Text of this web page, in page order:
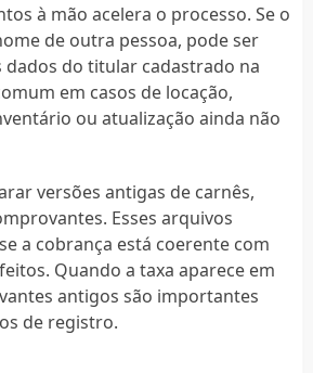
à mão acelera o processo. Se o
de outra pessoa, pode ser
dados do titular cadastrado na
em casos de locação,
ou atualização ainda não
versões antigas de carnês,
Esses arquivos
a cobrança está coerente com
Quando a taxa aparece em
antigos são importantes
de registro.